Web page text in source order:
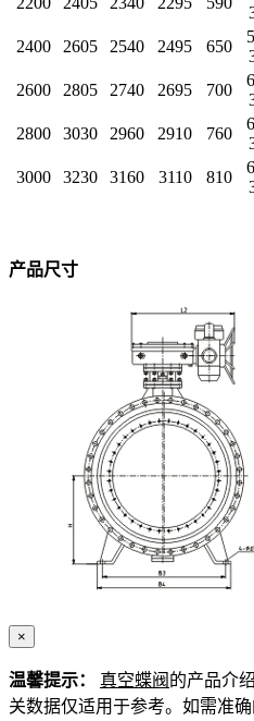
2400 2605 2540 2495 650
2600 2805 2740 2695 700
2800 3030 2960 2910 760
3000 3230 3160 3110 810
产品尺寸
×
温馨提示： 真空蝶阀 的产品介
关数据仅适用于参考。如需准